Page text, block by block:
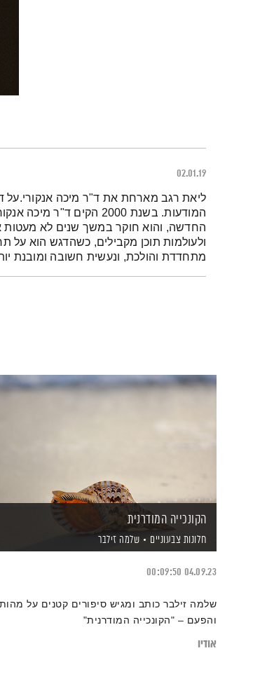
02.01.19
תמצית הפודקאסט
ליאת רגב מארחת את ד"ר מיכה אנקורי.על
המודעות. בשנת 2000 הקים
החדשה, והוא חוקר במשך שנים לא מעטות
ולעולמות תוכן מקבילים, כשהדגש הוא על
מתחדדת והולכת, ונעשית חשובה ומובנת
הקונכייה המודרנית
חלונות צבעוניים שלמה זילבר
04.09.23
00:09:50
שלמה זילבר כותב ומגיש סיפורים קטנים על מהות
והפעם – "הקונכייה המודרנית"
אודיו